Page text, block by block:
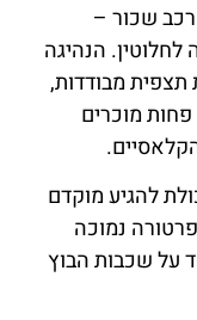
שכור –
הנהיגה
מבודדות,
מוכרים
להגיע מוקדם
נמוכה
על שכבות הבוץ